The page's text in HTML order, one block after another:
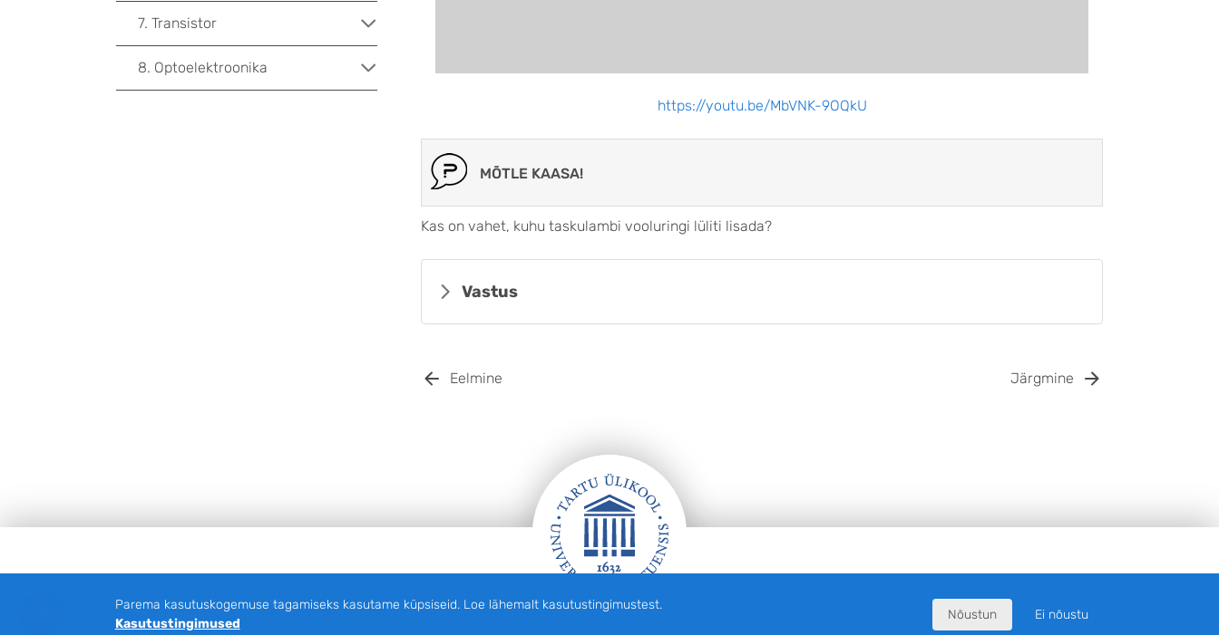
https://youtu.be/MbVNK-9OQkU
MÕTLE KAASA!
Kas on vahet, kuhu taskulambi vooluringi lüliti lisada?
Vastus
Eelmine Järgmine
7. Transistor
8. Optoelektroonika
Parema kasutuskogemuse tagamiseks kasutame küpsiseid. Loe lähemalt kasutustingimustest.
Kasutustingimused
Nõustun Ei nõustu